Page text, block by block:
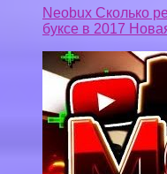
Neobux Сколько
буксе в 2017